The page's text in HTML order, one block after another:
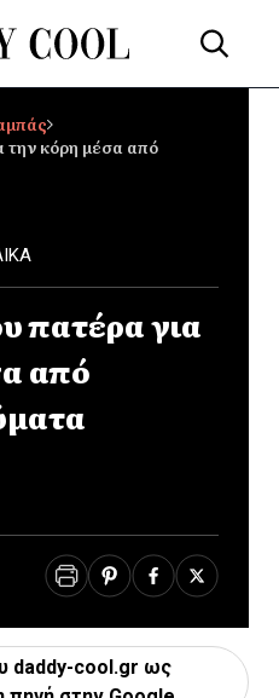
την κόρη μέσα από
πατέρα για
από
daddy-cool.gr ως